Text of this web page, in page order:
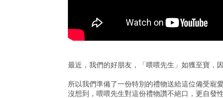
最近，我們的好朋友，「喂喂先生」如獲至寶，
所以我們準備了一份特別的禮物送給這位備受寵
沒想到，喂喂先生對這份禮物讚不絕口，更自發